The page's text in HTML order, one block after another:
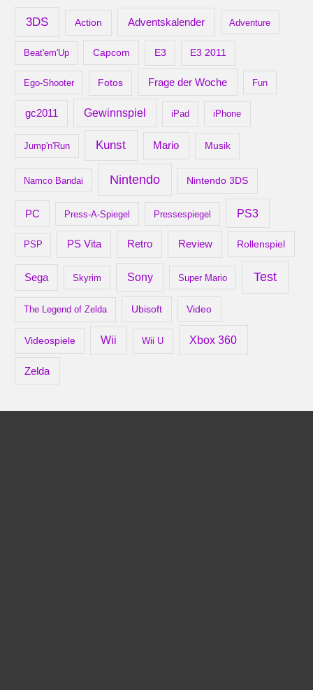
3DS Action Adventskalender Adventure
Beat'em'Up Capcom E3 E3 2011
Ego-Shooter Fotos Frage der Woche Fun
gc2011 Gewinnspiel iPad iPhone
Jump'n'Run Kunst Mario Musik
Namco Bandai Nintendo Nintendo 3DS
PC Press-A-Spiegel Pressespiegel PS3
PSP PS Vita Retro Review Rollenspiel
Sega Skyrim Sony Super Mario Test
The Legend of Zelda Ubisoft Video
Videospiele Wii Wii U Xbox 360
Zelda